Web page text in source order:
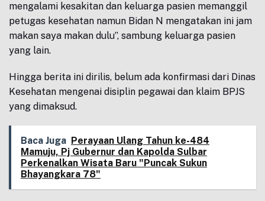
mengalami kesakitan dan keluarga pasien memanggil
petugas kesehatan namun Bidan N mengatakan ini jam
makan saya makan dulu”, sambung keluarga pasien
yang lain.
Hingga berita ini dirilis, belum ada konfirmasi dari Dinas
Kesehatan mengenai disiplin pegawai dan klaim BPJS
yang dimaksud.
Baca Juga Perayaan Ulang Tahun ke-484
Mamuju, Pj Gubernur dan Kapolda Sulbar
Perkenalkan Wisata Baru "Puncak Sukun
Bhayangkara 78"